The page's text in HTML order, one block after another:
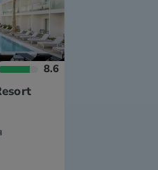
8.6